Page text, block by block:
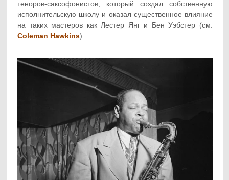
теноров-саксофонистов, который создал собственную
исполнительскую школу и оказал существенное влияние
на таких мастеров как Лестер Янг и Бен Уэбстер (см.
Coleman Hawkins).